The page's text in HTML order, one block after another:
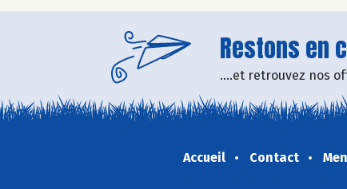
Restons en
....et retrouvez nos
Accueil Contact